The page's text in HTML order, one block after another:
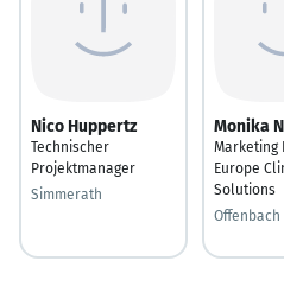
Nico Huppertz
Technischer
Projektmanager
Simmerath
Monika
Marketing
Europe
Solutions
Offenbach